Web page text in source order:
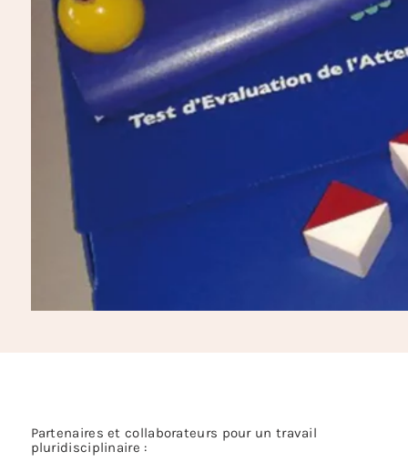
Partenaires et collaborateurs pour un travail
pluridisciplinaire :